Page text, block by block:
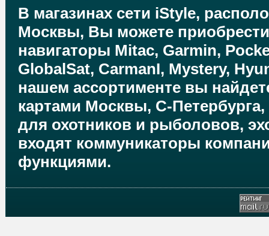
В магазинах сети iStyle,
Москвы, Вы можете
навигаторы Mitac, Garmin,
GlobalSat, CarmanI, Mystery,
нашем ассортименте вы
картами Москвы, С-
для охотников и рыболовов,
входят коммуникаторы
функциями.